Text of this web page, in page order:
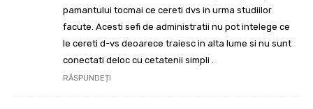
pamantului tocmai ce cereti dvs in urma studiilor
facute. Acesti sefi de administratii nu pot intelege ce
le cereti d-vs deoarece traiesc in alta lume si nu sunt
conectati deloc cu cetatenii simpli .
RĂSPUNDEȚI